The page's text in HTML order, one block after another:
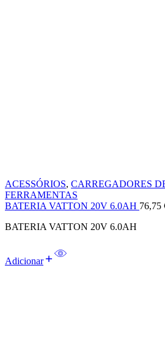
ACESSÓRIOS, CARREGADORES
FERRAMENTAS
BATERIA VATTON 20V 6.0AH 76,75
BATERIA VATTON 20V 6.0AH
Adicionar